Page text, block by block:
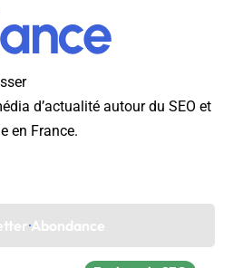
d’actualité autour du SEO et
en France.
Abondance